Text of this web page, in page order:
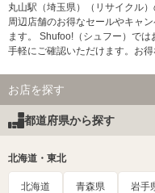
丸山駅（埼玉県）（リサイクル
周辺店舗のお得なセールやキャ
ます。 Shufoo!（シュフー）では
手軽にご確認いただけます。お
お店を探す
都道府県から探す
北海道・東北
北海道 青森県 岩手